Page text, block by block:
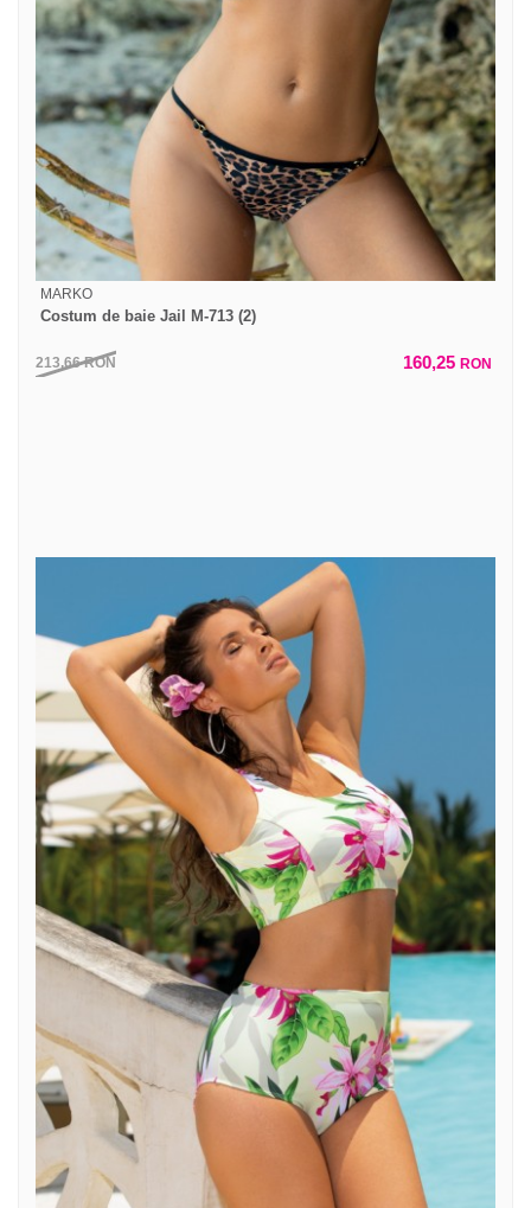
MARKO
Costum de baie Jail M-713 (2)
213,66RON 160,25 RON